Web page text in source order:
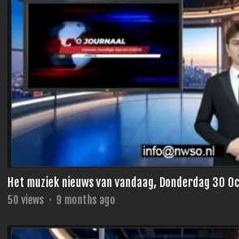
Het muziek nieuws van vandaag, Donderdag 30
50 views · 9 months ago